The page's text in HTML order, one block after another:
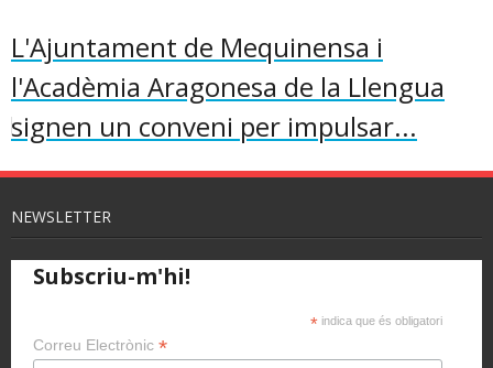
L'Ajuntament de Mequinensa i
l'Acadèmia Aragonesa de la Llengua
signen un conveni per impulsar...
NEWSLETTER
Subscriu-m'hi!
* indica que és obligatori
Correu Electrònic *